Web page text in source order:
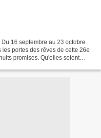
16 septembre au 23 octobre
portes des rêves de cette 26e
promises. Qu'elles soient